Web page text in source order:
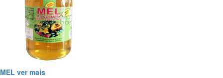
MEL ver mais